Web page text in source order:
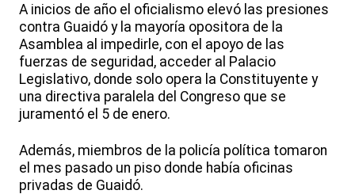
A inicios de año el oficialismo elevó las presiones
contra Guaidó y la mayoría opositora de la
Asamblea al impedirle, con el apoyo de las
fuerzas de seguridad, acceder al Palacio
Legislativo, donde solo opera la Constituyente y
una directiva paralela del Congreso que se
juramentó el 5 de enero.
Además, miembros de la policía política tomaron
el mes pasado un piso donde había oficinas
privadas de Guaidó.